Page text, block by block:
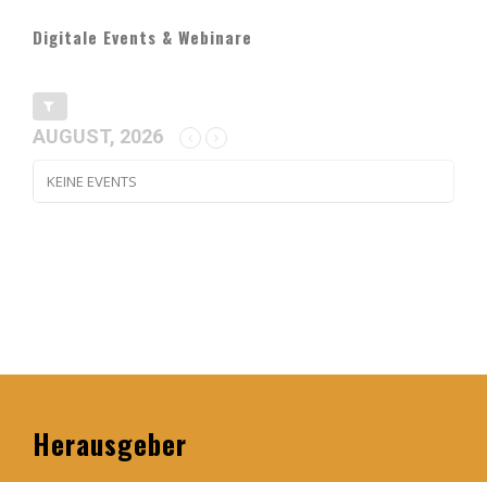
Digitale Events & Webinare
AUGUST, 2026
KEINE EVENTS
Herausgeber